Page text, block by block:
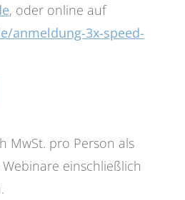
, oder online auf
anmeldung-3x-speed-
MwSt. pro Person als
einschließlich